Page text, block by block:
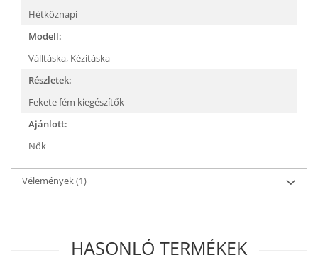
Hétköznapi
Modell:
Válltáska, Kézitáska
Részletek:
Fekete fém kiegészítők
Ajánlott:
Nők
Vélemények(1)
HASONLÓ TERMÉKEK